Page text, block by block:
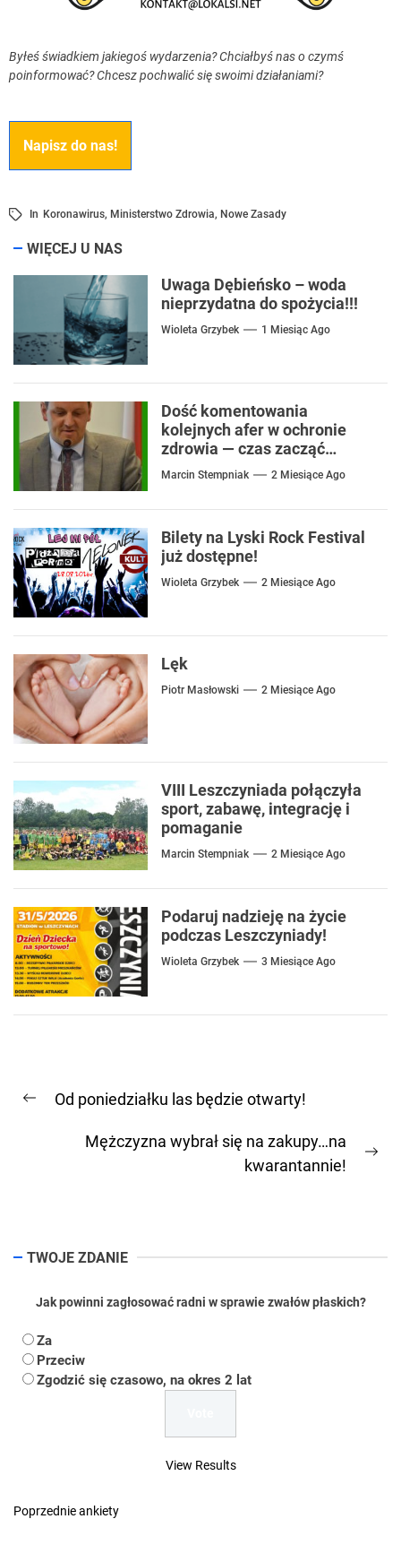
Byłeś świadkiem jakiegoś wydarzenia? Chciałbyś nas o czymś
poinformować? Chcesz pochwalić się swoimi działaniami?
Napisz do nas!
In Koronawirus, Ministerstwo Zdrowia, Nowe Zasady
WIĘCEJ U NAS
Uwaga Dębieńsko – woda
nieprzydatna do spożycia!!!
Wioleta Grzybek 1 Miesiąc Ago
Dość komentowania
kolejnych afer w ochronie
zdrowia — czas zacząć
mówić o rozwiązaniach
Marcin Stempniak 2 Miesiące Ago
Bilety na Lyski Rock Festival
już dostępne!
Wioleta Grzybek 2 Miesiące Ago
Lęk
Piotr Masłowski 2 Miesiące Ago
VIII Leszczyniada połączyła
sport, zabawę, integrację i
pomaganie
Marcin Stempniak 2 Miesiące Ago
Podaruj nadzieję na życie
podczas Leszczyniady!
Wioleta Grzybek 3 Miesiące Ago
wpisu
Previous
Od poniedziałku las będzie otwarty!
Mężczyzna wybrał się na zakupy…na
kwarantannie!
TWOJE ZDANIE
Jak powinni zagłosować radni w sprawie zwałów płaskich?
Za
Przeciw
Zgodzić się czasowo, na okres 2 lat
View Results
Poprzednie ankiety